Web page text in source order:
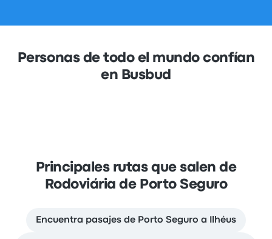
Personas de todo el mundo confían
en Busbud
Principales rutas que salen de
Rodoviária de Porto Seguro
Encuentra pasajes de Porto Seguro a Ilhéus